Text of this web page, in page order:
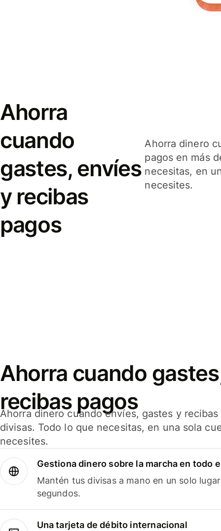
Ahorra
cuando
gastes, envíes
y recibas
pagos
Ahorra dinero
pagos en más
necesitas, en
necesites.
Ahorra cuando
recibas pagos
Ahorra dinero cuando envíes, gastes y
divisas. Todo lo que necesitas, en una sola
necesites.
Gestiona dinero sobre la marcha en todo
Mantén tus divisas a mano en un solo
segundos.
Una tarjeta de débito internacional